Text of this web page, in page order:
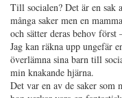
Till socialen? Det är en sak
många saker men en
och sätter deras behov
Jag kan räkna upp ungefär
överlämna sina barn till
min knakande hjärna.
Det var en av de saker som